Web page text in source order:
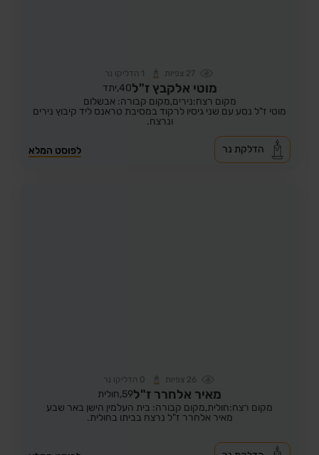
27 צפיות 1 הדליקו נר
מוטי אלקבץ ז"ל40, יתד
מקום רצח:נירים,מקום קבורה: אבשלום
מוטי ז"ל נסע עם שני גיסיו לרקוד במסיבת טראנס ליד קיבוץ נירים
ונרצח.
לפוסט המלא הדלקת נר
26 צפיות 0 הדליקו נר
מאיר אלחרר ז"ל59, חולית
מקום רצח:חולית,מקום קבורה: בית העלמין הישן באר שבע
מאיר אלחרר ז"ל נרצח בביתו בחולית.